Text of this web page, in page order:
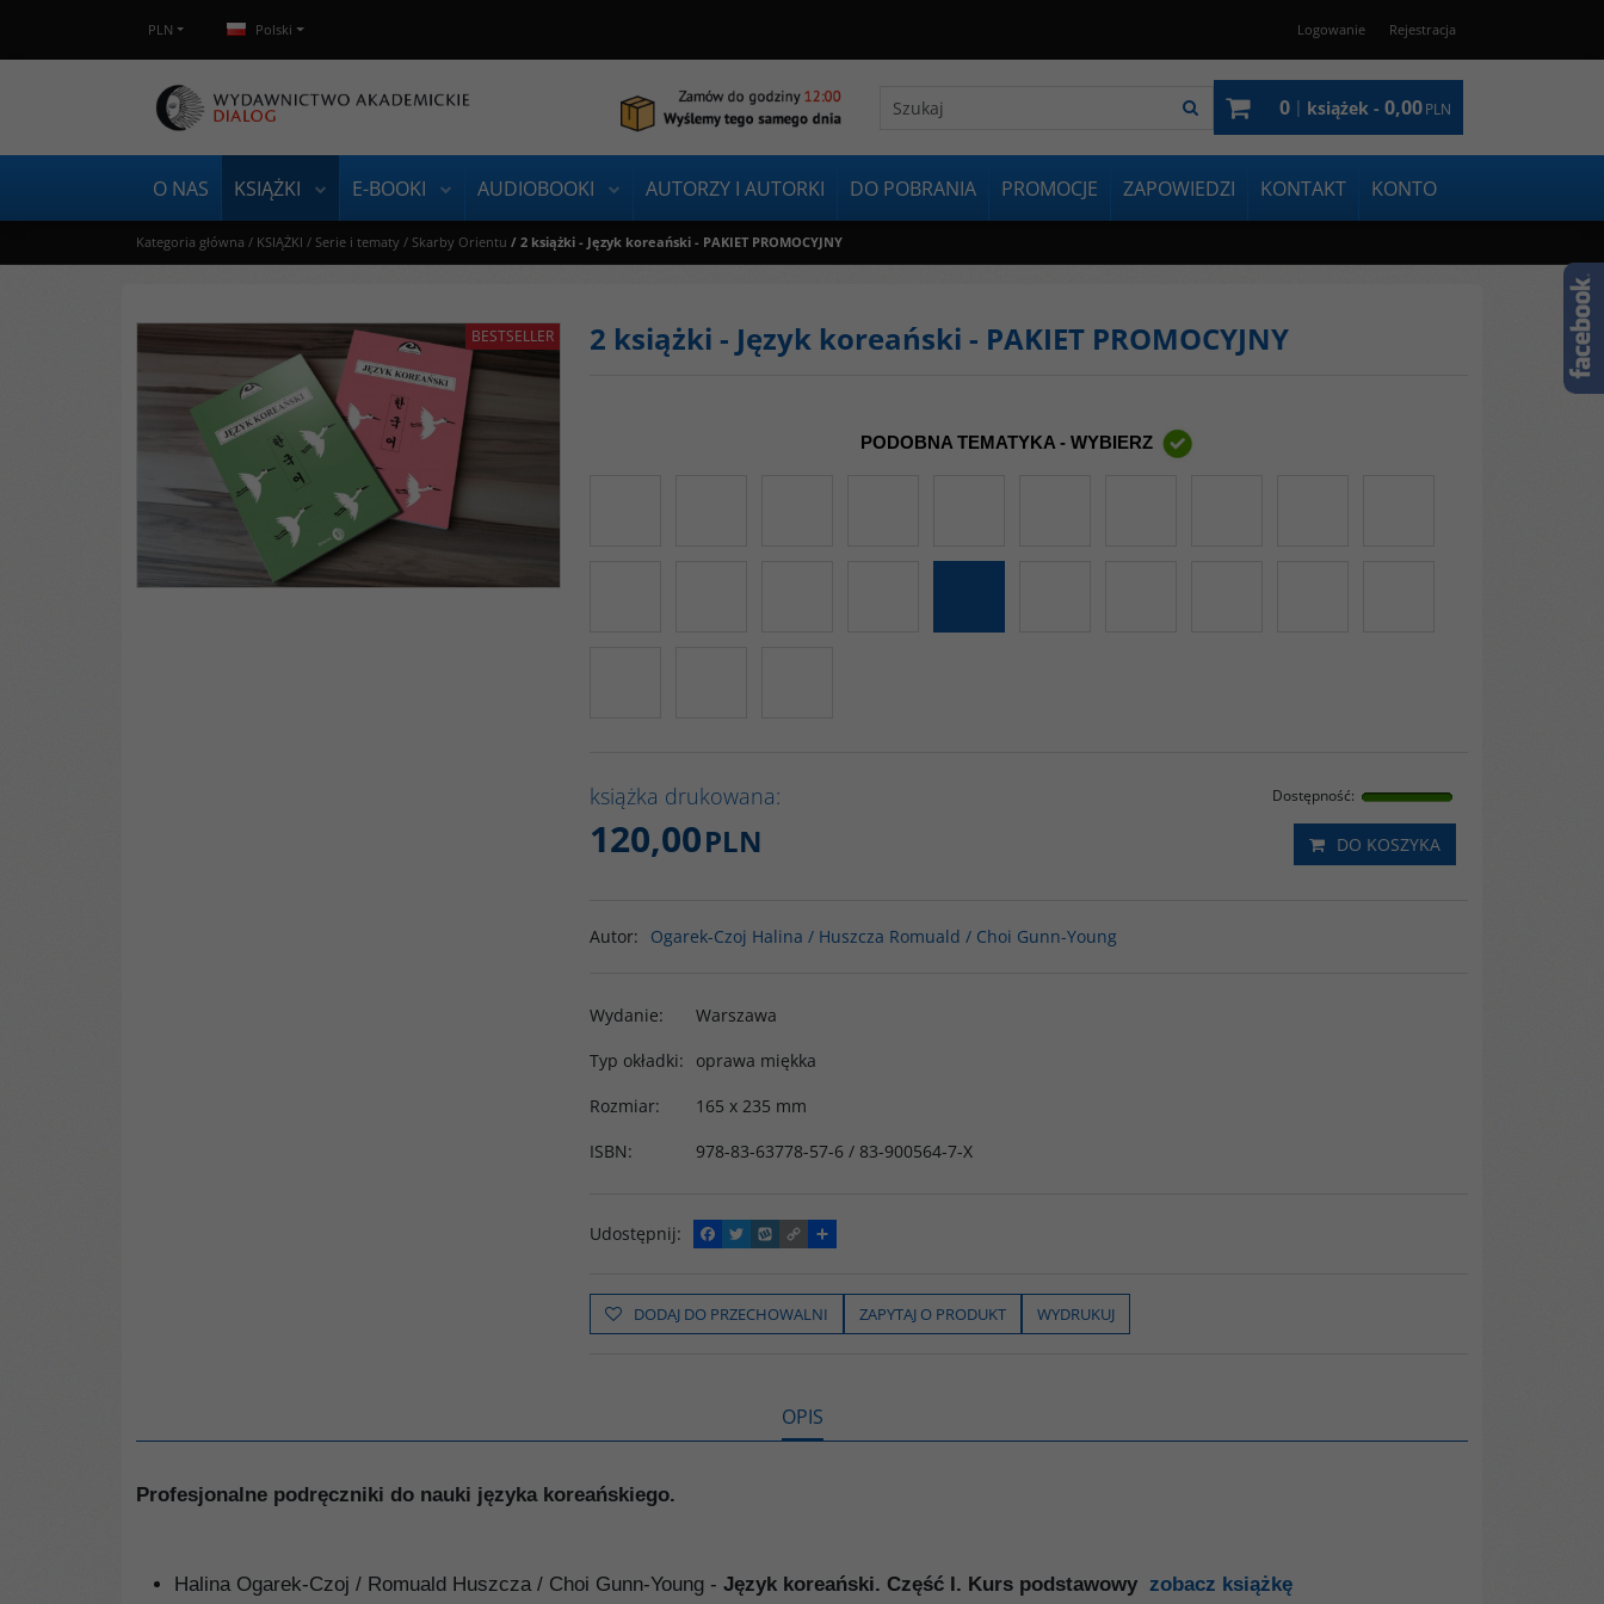
PLN Polski Logowanie Rejestracja
0 | książek - 0,00PLN
O NAS KSIĄŻKI E-BOOKI AUDIOBOOKI AUTORZY I AUTORKI DO POBRANIA PROMOCJE ZAPOWIEDZI KONTAKT KONTO
Kategoria główna / KSIĄŻKI / Serie i tematy / Skarby Orientu / 2 książki - Język koreański - PAKIET PROMOCYJNY
BESTSELLER 2 książki - Język koreański - PAKIET PROMOCYJNY
PODOBNA TEMATYKA - WYBIERZ
książka drukowana: Dostępność:
120,00PLN DO KOSZYKA
Autor: Ogarek-Czoj Halina / Huszcza Romuald / Choi Gunn-Young
Wydanie:
Warszawa
Typ okładki:
oprawa miękka
Rozmiar:
165 x 235 mm
ISBN: 978-83-63778-57-6 / 83-900564-7-X
Udostępnij:
F
a
e
b
o
T
w
t
t
e
W
y
o
p
C
o
y
L
i
P
o
z
i
e
ę
DODAJ DO PRZECHOWALNI ZAPYTAJ O PRODUKT WYDRUKUJ
OPIS
Profesjonalne podręczniki do nauki języka koreańskiego.
Halina Ogarek-Czoj / Romuald Huszcza / Choi Gunn-Young - Język koreański. Część I. Kurs podstawowy zobacz książkę